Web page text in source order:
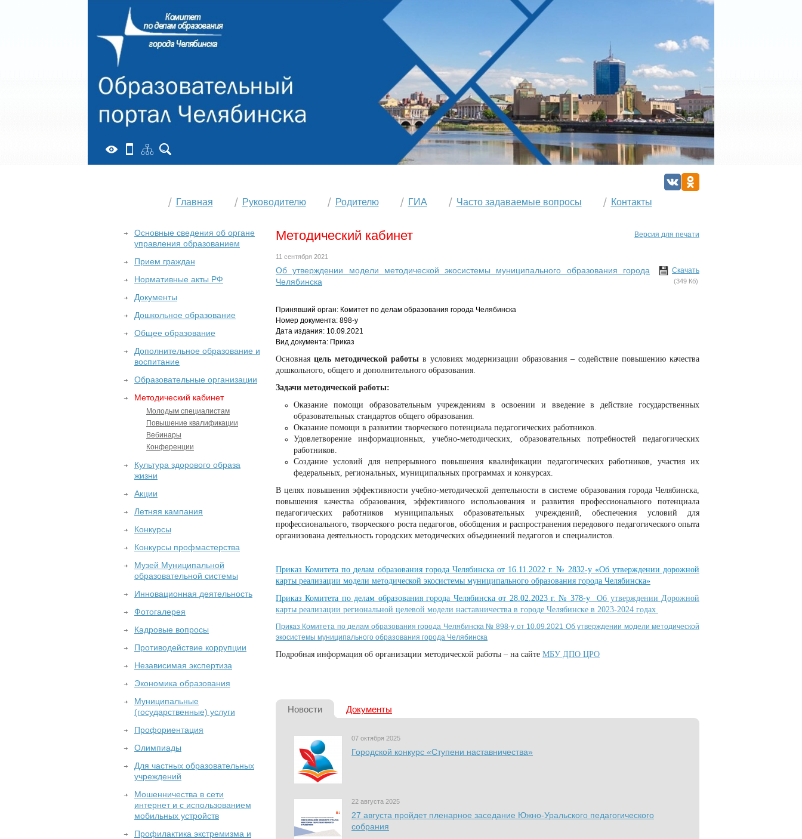
Главная Руководителю Родителю ГИА Часто задаваемые вопросы Контакты
Версия для печати
Методический кабинет
11 сентября 2021
Скачать
(349 Кб)
Об утверждении модели методической экосистемы муниципального образования города
Челябинска
Принявший орган: Комитет по делам образования города Челябинска
Номер документа: 898-у
Дата издания: 10.09.2021
Вид документа: Приказ
Основная цель методической работы в условиях модернизации образования – содействие повышению качества
дошкольного, общего и дополнительного образования.
Задачи методической работы:
Оказание помощи образовательным учреждениям в освоении и введение в действие государственных
образовательных стандартов общего образования.
Оказание помощи в развитии творческого потенциала педагогических работников.
Удовлетворение информационных, учебно-методических, образовательных потребностей педагогических
работников.
Создание условий для непрерывного повышения квалификации педагогических работников, участия их
федеральных, региональных, муниципальных программах и конкурсах.
В целях повышения эффективности учебно-методической деятельности в системе образования города Челябинска,
повышения качества образования, эффективного использования и развития профессионального потенциала
педагогических работников муниципальных образовательных учреждений, обеспечения условий для
профессионального, творческого роста педагогов, обобщения и распространения передового педагогического опыта
организована деятельность городских методических объединений педагогов и специалистов.
Приказ Комитета по делам образования города Челябинска от 16.11.2022 г. № 2832-у «Об утверждении дорожной
карты реализации модели методической экосистемы муниципального образования города Челябинска»
Приказ Комитета по делам образования города Челябинска от 28.02.2023 г. № 378-уОб утверждении Дорожной
карты реализации региональной целевой модели наставничества в городе Челябинске в 2023-2024 годах
Приказ Комитета по делам образования города Челябинска № 898-у от 10.09.2021 Об утверждении модели методической
экосистемы муниципального образования города Челябинска
Подробная информация об организации методической работы – на сайте МБУ ДПО ЦРО
Новости Документы
07 октября 2025
Городской конкурс «Ступени наставничества»
22 августа 2025
27 августа пройдет пленарное заседание Южно-Уральского педагогического
собрания
Основные сведения об органе
управления образованием
Прием граждан
Нормативные акты РФ
Документы
Дошкольное образование
Общее образование
Дополнительное образование и
воспитание
Образовательные организации
Методический кабинет
Молодым специалистам
Повышение квалификации
Вебинары
Конференции
Культура здорового образа
жизни
Акции
Летняя кампания
Конкурсы
Конкурсы профмастерства
Музей Муниципальной
образовательной системы
Инновационная деятельность
Фотогалерея
Кадровые вопросы
Противодействие коррупции
Независимая экспертиза
Экономика образования
Муниципальные
(государственные) услуги
Профориентация
Олимпиады
Для частных образовательных
учреждений
Мошенничества в сети
интернет и с использованием
мобильных устройств
Профилактика экстремизма и